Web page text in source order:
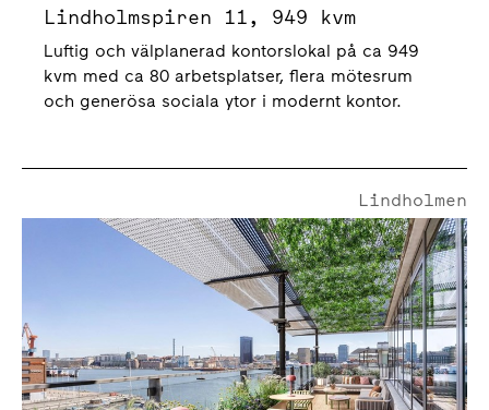
Lindholmspiren 11, 949 kvm
Luftig och välplanerad kontorslokal på ca 949
kvm med ca 80 arbetsplatser, flera mötesrum
och generösa sociala ytor i modernt kontor.
Lindholmspiren 11
Lindholmen